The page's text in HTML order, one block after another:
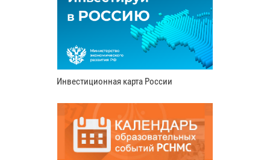
Инвестиционная карта России